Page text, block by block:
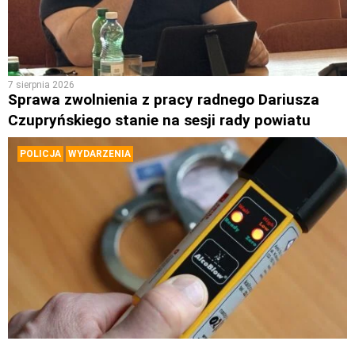
7 sierpnia 2026
Sprawa zwolnienia z pracy radnego Dariusza
Czupryńskiego stanie na sesji rady powiatu
POLICJA WYDARZENIA